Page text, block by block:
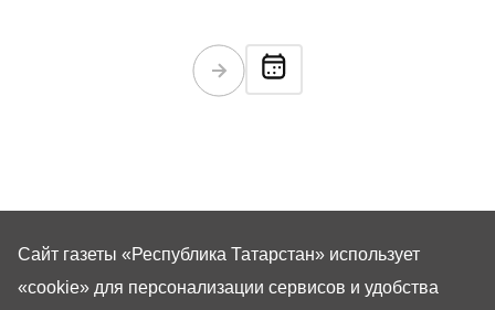
Сайт газеты «Республика Татарстан» использует
«cookie» для персонализации сервисов и удобства